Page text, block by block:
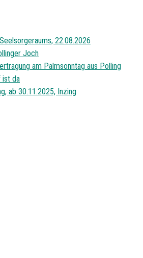
22.08.2026
Joch
am Palmsonntag aus Polling
ist da
ab 30.11.2025, Inzing